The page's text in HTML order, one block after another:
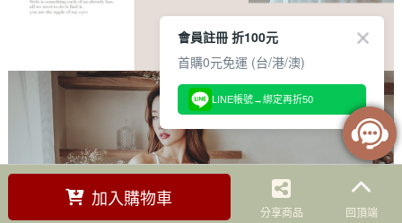
加入購物車
分享商品 回頂端
會員註冊 折100元
首購0元免運 (台/港/澳)
LINE帳號→綁定再折50